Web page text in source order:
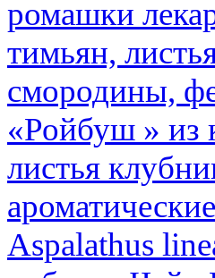
ромашки
тимьян,
смородины,
«Ройбуш » из
листья
Aspalathus